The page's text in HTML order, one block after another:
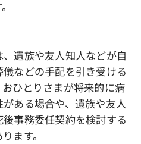
遺族や友人知人などが自
などの手配を引き受ける
ひとりさまが将来的に病
ある場合や、遺族や友人
事務委任契約を検討する
ます。